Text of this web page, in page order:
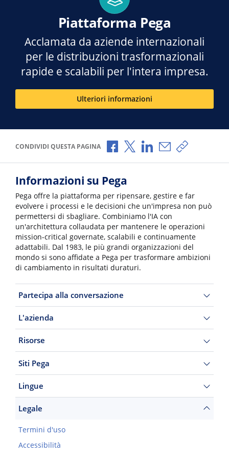
Piattaforma Pega
Acclamata da aziende internazionali
per le distribuzioni trasformazionali
rapide e scalabili per l'intera impresa.
Ulteriori informazioni
CONDIVIDI QUESTA PAGINA Condividi via Facebook
Condividi via X
Condividi via
Condividi via e-
Copia link
Informazioni su Pega
Pega offre la piattaforma per ripensare, gestire e far
evolvere i processi e le decisioni che un'impresa non può
permettersi di sbagliare. Combiniamo l'IA con
un'architettura collaudata per mantenere le operazioni
mission-critical governate, scalabili e continuamente
adattabili. Dal 1983, le più grandi organizzazioni del
mondo si sono affidate a Pega per trasformare ambizioni
di cambiamento in risultati duraturi.
Partecipa alla conversazione
L'azienda
Risorse
Siti Pega
Lingue
Legale
Termini d'uso
Accessibilità